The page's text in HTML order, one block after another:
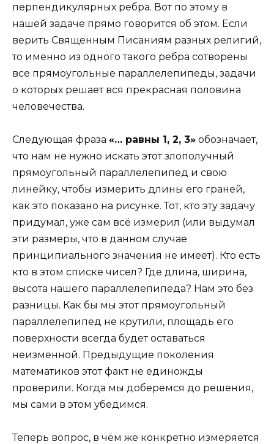
перпендикулярных ребра. Вот по этому в
нашей задаче прямо говорится об этом. Если
верить Священным Писаниям разных религий,
то именно из одного такого ребра сотворены
все прямоугольные параллелепипеды, задачи
о которых решает вся прекрасная половина
человечества.
Следующая фраза «… равны 1, 2, 3» обозначает,
что нам не нужно искать этот злополучный
прямоугольный параллелепипед и свою
линейку, чтобы измерить длины его граней,
как это показано на рисунке. Тот, кто эту задачу
придумал, уже сам всё измерил (или выдумал
эти размеры, что в данном случае
принципиального значения не имеет). Кто есть
кто в этом списке чисел? Где длина, ширина,
высота нашего параллелепипеда? Нам это без
разницы. Как бы мы этот прямоугольный
параллелепипед не крутили, площадь его
поверхности всегда будет оставаться
неизменной. Предыдущие поколения
математиков этот факт не единожды
проверили. Когда мы доберемся до решения,
мы сами в этом убедимся.
Теперь вопрос, в чём же конкретно измеряется